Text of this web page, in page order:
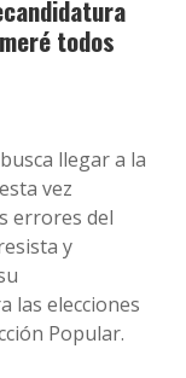
todos
llegar a la
vez
errores del
y
las elecciones
Popular.